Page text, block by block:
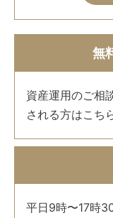
無
資産運用のご相
される方はこち
平日9時〜17時